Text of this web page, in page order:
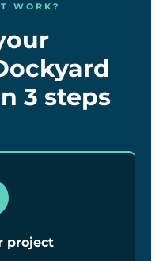
WORK?
3 steps
project